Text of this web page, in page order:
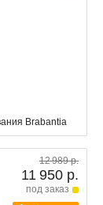
Brabantia
12 989 р.
11 950 р.
под заказ